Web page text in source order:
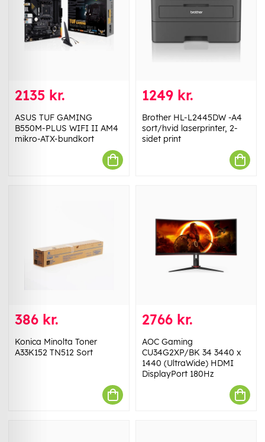
2135 kr.
ASUS TUF GAMING
B550M-PLUS WIFI II AM4
mikro-ATX-bundkort
1249 kr.
Brother HL-L2445DW -A4
sort/hvid laserprinter, 2-
sidet print
386 kr.
Konica Minolta Toner
A33K152 TN512 Sort
2766 kr.
AOC Gaming
CU34G2XP/BK 34 3440 x
1440 (UltraWide) HDMI
DisplayPort 180Hz